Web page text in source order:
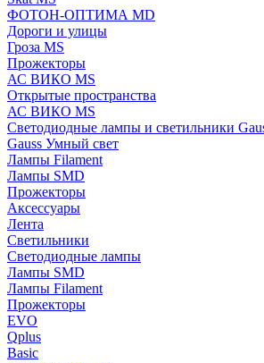
ФОТОН-ОПТИМА MD
Дороги и улицы
Гроза MS
Прожекторы
АС ВИКО MS
Открытые пространства
АС ВИКО MS
Светодиодные лампы и светильники
Gauss Умный свет
Лампы Filament
Лампы SMD
Прожекторы
Аксессуары
Лента
Светильники
Светодиодные лампы
Лампы SMD
Лампы Filament
Прожекторы
EVO
Qplus
Basic